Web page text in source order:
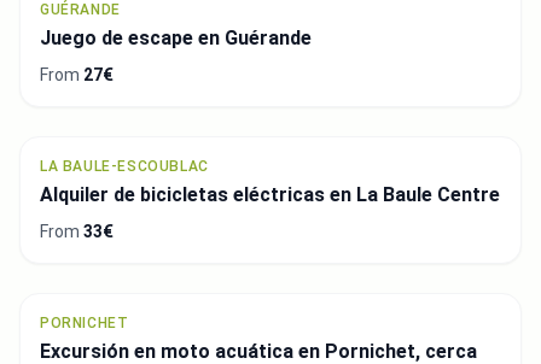
GUÉRANDE
Juego de escape en Guérande
From 27€
LA BAULE-ESCOUBLAC
Alquiler de bicicletas eléctricas en La Baule Centre
From 33€
PORNICHET
Excursión en moto acuática en Pornichet, cerca